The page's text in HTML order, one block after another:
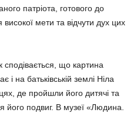
патріота, готового до
мети та відчути дух цих
що картина
і на батьківській землі Ніла
де пройшли його дитячі та
його подвиг. В музеї «Людина.